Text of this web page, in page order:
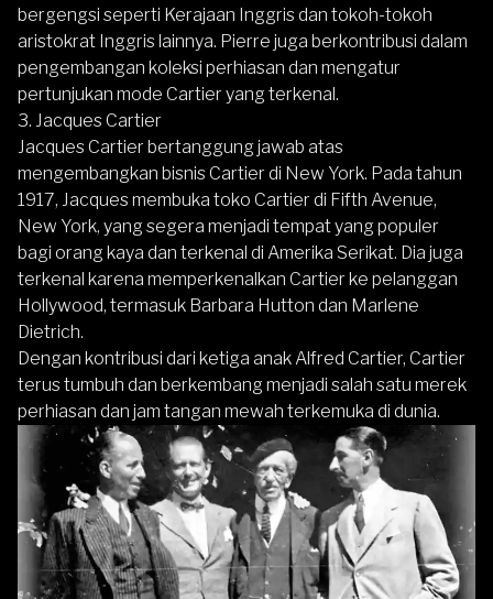
bergengsi seperti Kerajaan Inggris dan tokoh-tokoh
aristokrat Inggris lainnya. Pierre juga berkontribusi dalam
pengembangan koleksi perhiasan dan mengatur
pertunjukan mode Cartier yang terkenal.
3. Jacques Cartier
Jacques Cartier bertanggung jawab atas
mengembangkan bisnis Cartier di New York. Pada tahun
1917, Jacques membuka toko Cartier di Fifth Avenue,
New York, yang segera menjadi tempat yang populer
bagi orang kaya dan terkenal di Amerika Serikat. Dia juga
terkenal karena memperkenalkan Cartier ke pelanggan
Hollywood, termasuk Barbara Hutton dan Marlene
Dietrich.
Dengan kontribusi dari ketiga anak Alfred Cartier, Cartier
terus tumbuh dan berkembang menjadi salah satu merek
perhiasan dan jam tangan mewah terkemuka di dunia.